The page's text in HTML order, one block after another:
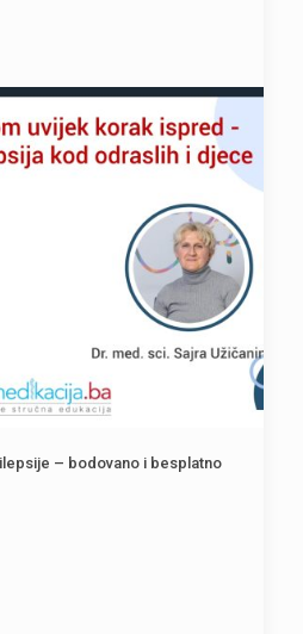
– bodovano i besplatno